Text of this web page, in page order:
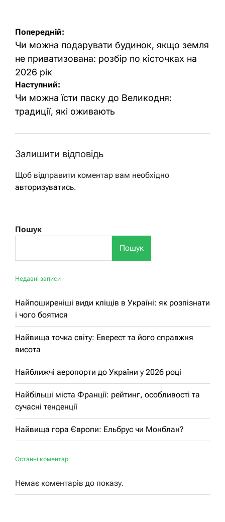
Навігація
записів
Попередній:
Чи можна подарувати будинок, якщо земля
не приватизована: розбір по кісточках на
2026 рік
Наступний:
Чи можна їсти паску до Великодня:
традиції, які оживають
Залишити відповідь
Щоб відправити коментар вам необхідно
авторизуватись.
Пошук
Пошук
Недавні записи
Найпоширеніші види кліщів в Україні: як розпізнати
і чого боятися
Найвища точка світу: Еверест та його справжня
висота
Найближчі аеропорти до України у 2026 році
Найбільші міста Франції: рейтинг, особливості та
сучасні тенденції
Найвища гора Європи: Ельбрус чи Монблан?
Останні коментарі
Немає коментарів до показу.